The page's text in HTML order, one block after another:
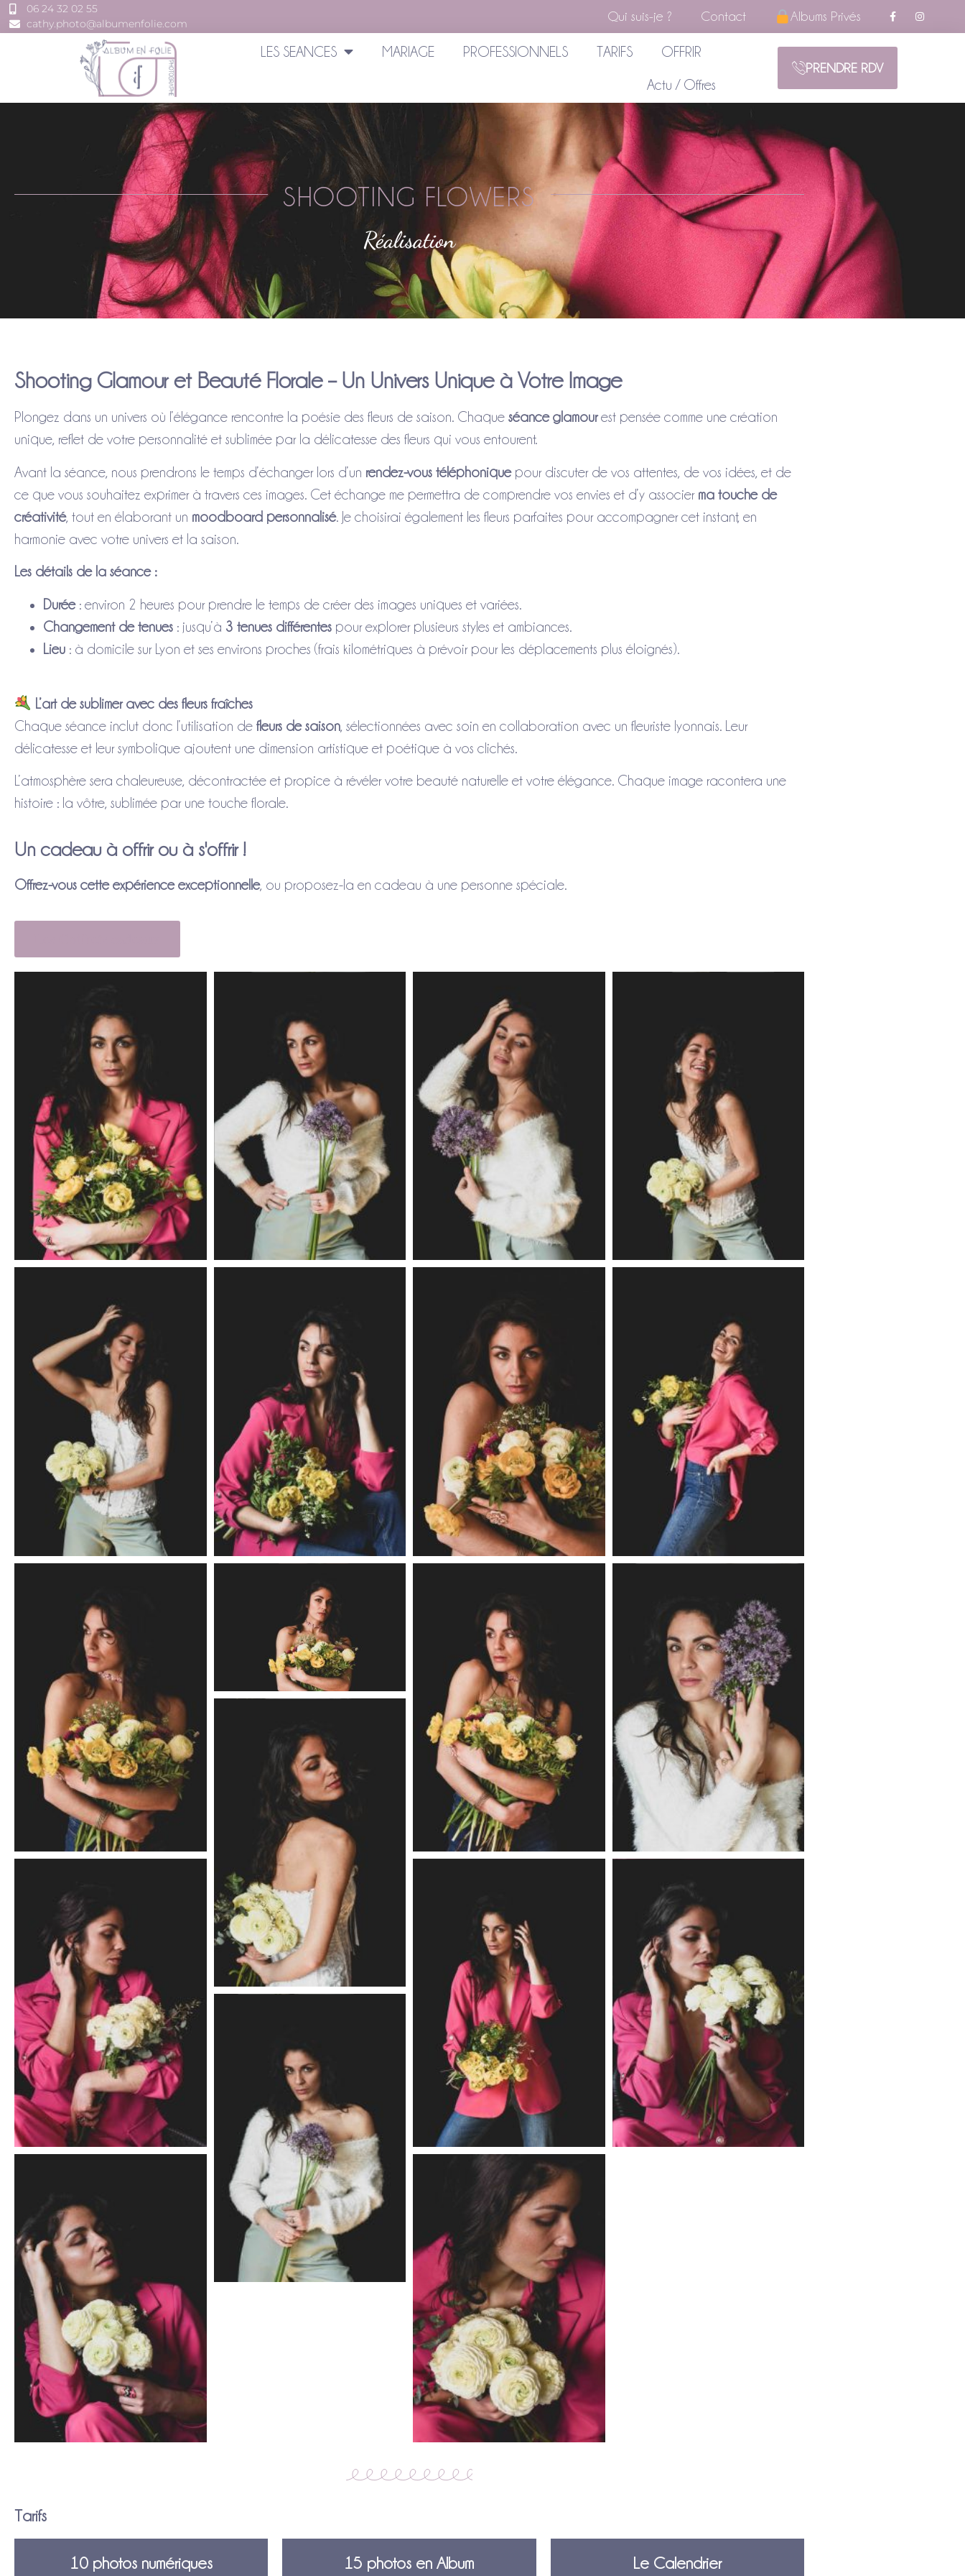
06 24 32 02 55
cathy.photo@albumenfolie.com
Qui suis-je ? Contact Albums Privés
LES SEANCES MARIAGE PROFESSIONNELS TARIFS OFFRIR
Actu / Offres
PRENDRE RDV
SHOOTING FLOWERS
Réalisation
Shooting Glamour et Beauté Florale – Un Univers Unique à Votre Image
Plongez dans un univers où l’élégance rencontre la poésie des fleurs de saison. Chaque séance glamourest pensée comme une création
unique, reflet de votre personnalité et sublimée par la délicatesse des fleurs qui vous entourent.
Avant la séance, nous prendrons le temps d’échanger lors d’un rendez-vous téléphoniquepour discuter de vos attentes, de vos idées, et de
ce que vous souhaitez exprimer à travers ces images. Cet échange me permettra de comprendre vos envies et d’y associer ma touche de
créativité, tout en élaborant un moodboard personnalisé. Je choisirai également les fleurs parfaites pour accompagner cet instant, en
harmonie avec votre univers et la saison.
Les détails de la séance :
Durée: environ 2 heures pour prendre le temps de créer des images uniques et variées.
Changement de tenues : jusqu’à 3 tenues différentes pour explorer plusieurs styles et ambiances.
Lieu : à domicile sur Lyon et ses environs proches (frais kilométriques à prévoir pour les déplacements plus éloignés).
L’art de sublimer avec des fleurs fraîches
Chaque séance inclut donc l’utilisation de fleurs de saison , sélectionnées avec soin en collaboration avec un fleuriste lyonnais. Leur
délicatesse et leur symbolique ajoutent une dimension artistique et poétique à vos clichés.
L’atmosphère sera chaleureuse, décontractée et propice à révéler votre beauté naturelle et votre élégance. Chaque image racontera une
histoire : la vôtre, sublimée par une touche florale.
Un cadeau à offrir ou à s'offrir !
Offrez-vous cette expérience exceptionnelle, ou proposez-la en cadeau à une personne spéciale.
Tarifs
10 photos numériques 15 photos en Album Le Calendrier